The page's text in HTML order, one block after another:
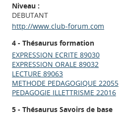
Niveau :
DEBUTANT
http://www.club-forum.com
4 - Thésaurus formation
EXPRESSION ECRITE 89030
EXPRESSION ORALE 89032
LECTURE 89063
METHODE PEDAGOGIQUE 22055
PEDAGOGIE ILLETTRISME 22016
5 - Thésaurus Savoirs de base